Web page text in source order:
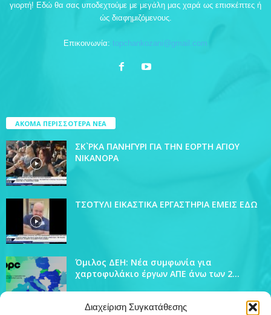
Διαχείριση Συγκατάθεσης
γιορτή! Εδώ θα σας υποδεχτούμε με μεγάλη μας χαρά ως επισκέπτες ή
ώς διαφημιζόμενους.
Επικοινωνία: topchankozani@gmail.com
ΑΚΟΜΑ ΠΕΡΙΣΣΟΤΕΡΑ ΝΕΑ
ΣΚ`ΡΚΑ ΠΑΝΗΓΥΡΙ ΓΙΑ ΤΗΝ ΕΟΡΤΗ ΑΓΙΟΥ
ΝΙΚΑΝΟΡΑ
ΤΣΟΤΥΛΙ ΕΙΚΑΣΤΙΚΑ ΕΡΓΑΣΤΗΡΙΑ ΕΜΕΙΣ ΕΔΩ
Όμιλος ΔΕΗ: Νέα συμφωνία για
χαρτοφυλάκιο έργων ΑΠΕ άνω των 2...